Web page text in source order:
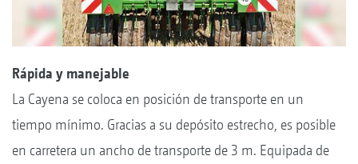
Rápida y manejable
La Cayena se coloca en posición de transporte en un
tiempo mínimo. Gracias a su depósito estrecho, es posible
en carretera un ancho de transporte de 3 m. Equipada de